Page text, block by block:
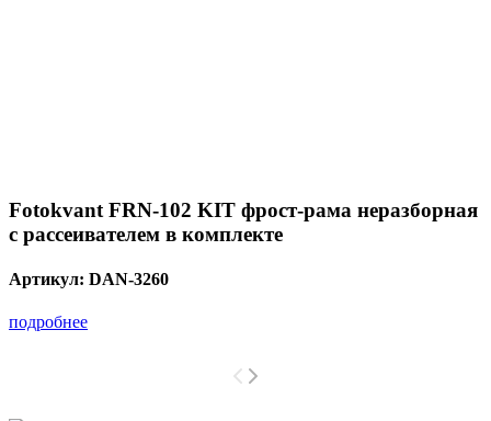
Fotokvant FRN-102 KIT фрост-рама неразборная
с рассеивателем в комплекте
Артикул: DAN-3260
подробнее